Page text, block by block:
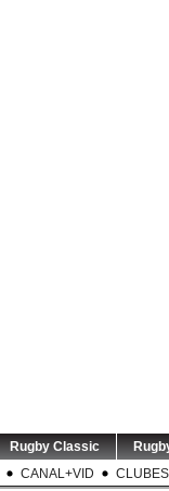
Rugby Classic
CANAL+VID CLUBES